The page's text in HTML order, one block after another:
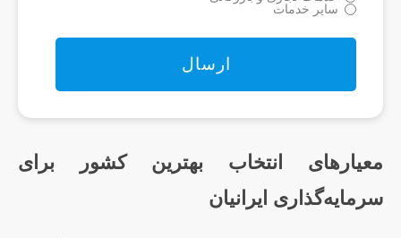
سایر خدمات
معیارهای انتخاب بهترین کشور برای
سرمایه‌گذاری ایرانیان